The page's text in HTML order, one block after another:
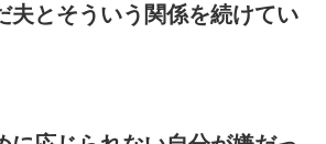
夫とそういう関係を続けてい